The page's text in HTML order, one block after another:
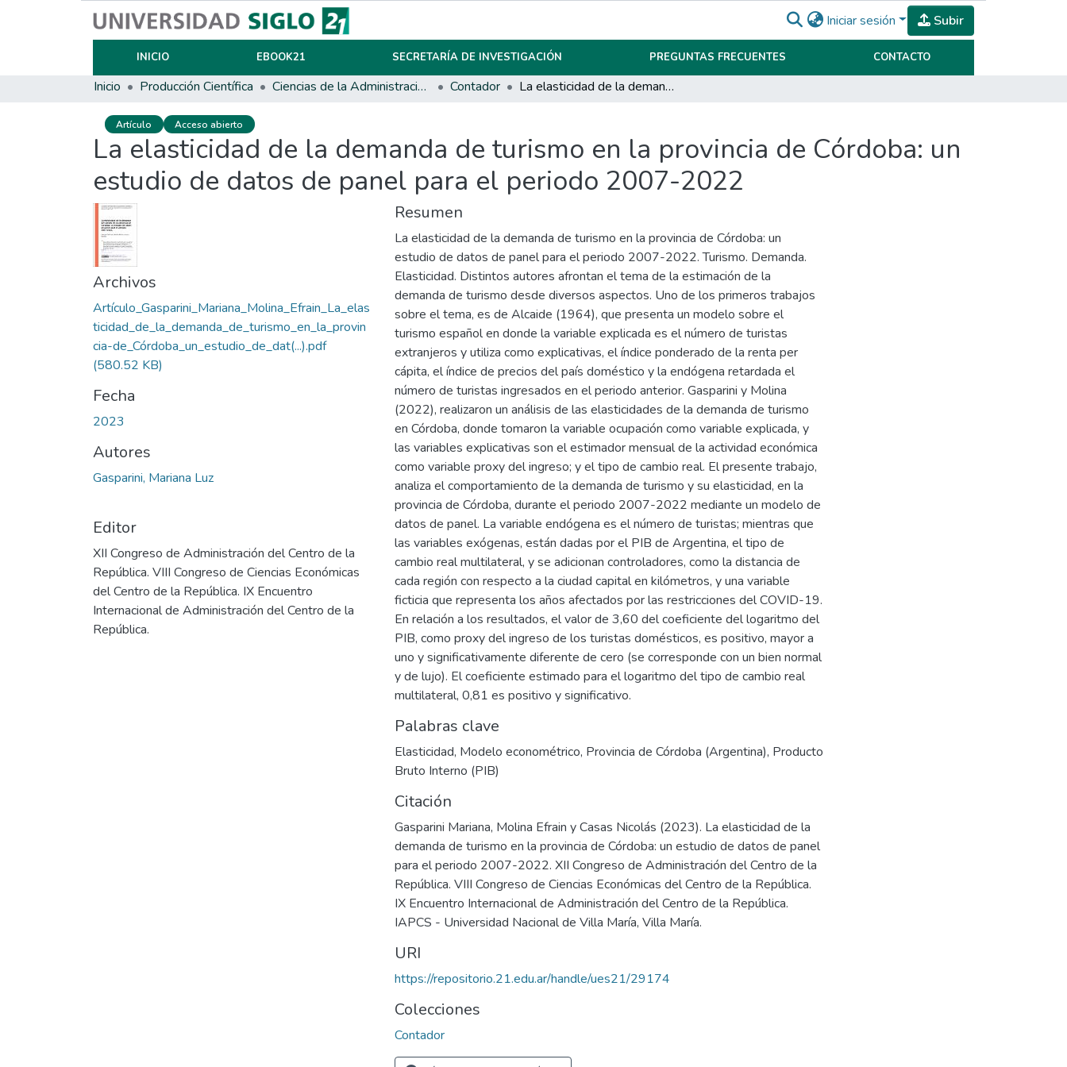
Iniciar sesión Subir
INICIO EBOOK21 SECRETARÍA DE INVESTIGACIÓN PREGUNTAS FRECUENTES CONTACTO
Inicio Producción Científica Ciencias de la Administración y Management Contador La elasticidad de la demanda de turismo en la provincia de Córdoba: un estudio de datos de panel para el periodo 2007-2022
Artículo Acceso abierto
La elasticidad de la demanda de turismo en la provincia de Córdoba: un
estudio de datos de panel para el periodo 2007-2022
Archivos
Artículo_Gasparini_Mariana_Molina_Efrain_La_elas
ticidad_de_la_demanda_de_turismo_en_la_provin
cia-de_Córdoba_un_estudio_de_dat(...).pdf
(580.52 KB)
Fecha
2023
Autores
Gasparini, Mariana Luz
Editor
XII Congreso de Administración del Centro de la
República. VIII Congreso de Ciencias Económicas
del Centro de la República. IX Encuentro
Internacional de Administración del Centro de la
República.
Resumen
La elasticidad de la demanda de turismo en la provincia de Córdoba: un
estudio de datos de panel para el periodo 2007-2022. Turismo. Demanda.
Elasticidad. Distintos autores afrontan el tema de la estimación de la
demanda de turismo desde diversos aspectos. Uno de los primeros trabajos
sobre el tema, es de Alcaide (1964), que presenta un modelo sobre el
turismo español en donde la variable explicada es el número de turistas
extranjeros y utiliza como explicativas, el índice ponderado de la renta per
cápita, el índice de precios del país doméstico y la endógena retardada el
número de turistas ingresados en el periodo anterior. Gasparini y Molina
(2022), realizaron un análisis de las elasticidades de la demanda de turismo
en Córdoba, donde tomaron la variable ocupación como variable explicada, y
las variables explicativas son el estimador mensual de la actividad económica
como variable proxy del ingreso; y el tipo de cambio real. El presente trabajo,
analiza el comportamiento de la demanda de turismo y su elasticidad, en la
provincia de Córdoba, durante el periodo 2007-2022 mediante un modelo de
datos de panel. La variable endógena es el número de turistas; mientras que
las variables exógenas, están dadas por el PIB de Argentina, el tipo de
cambio real multilateral, y se adicionan controladores, como la distancia de
cada región con respecto a la ciudad capital en kilómetros, y una variable
ficticia que representa los años afectados por las restricciones del COVID-19.
En relación a los resultados, el valor de 3,60 del coeficiente del logaritmo del
PIB, como proxy del ingreso de los turistas domésticos, es positivo, mayor a
uno y significativamente diferente de cero (se corresponde con un bien normal
y de lujo). El coeficiente estimado para el logaritmo del tipo de cambio real
multilateral, 0,81 es positivo y significativo.
Palabras clave
Elasticidad, Modelo econométrico, Provincia de Córdoba (Argentina), Producto
Bruto Interno (PIB)
Citación
Gasparini Mariana, Molina Efrain y Casas Nicolás (2023). La elasticidad de la
demanda de turismo en la provincia de Córdoba: un estudio de datos de panel
para el periodo 2007-2022. XII Congreso de Administración del Centro de la
República. VIII Congreso de Ciencias Económicas del Centro de la República.
IX Encuentro Internacional de Administración del Centro de la República.
IAPCS - Universidad Nacional de Villa María, Villa María.
URI
https://repositorio.21.edu.ar/handle/ues21/29174
Colecciones
Contador